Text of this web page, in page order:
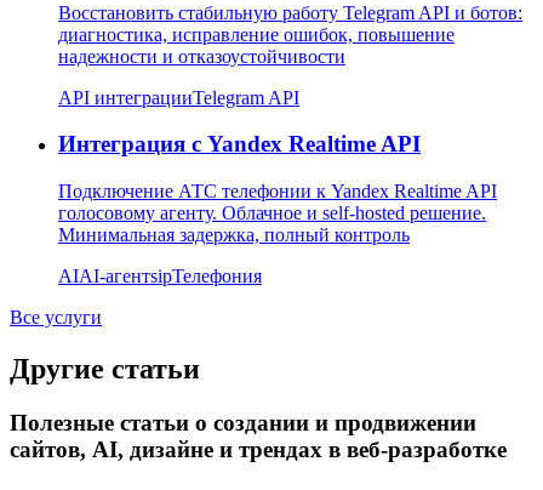
Восстановить стабильную работу Telegram API и ботов:
диагностика, исправление ошибок, повышение
надежности и отказоустойчивости
API интеграцииTelegram API
Интеграция с Yandex Realtime API
Подключение АТС телефонии к Yandex Realtime API
голосовому агенту. Облачное и self-hosted решение.
Минимальная задержка, полный контроль
AIAI-агентsipТелефония
Все услуги
Другие статьи
Полезные статьи о создании и продвижении
сайтов, AI, дизайне и трендах в веб-разработке